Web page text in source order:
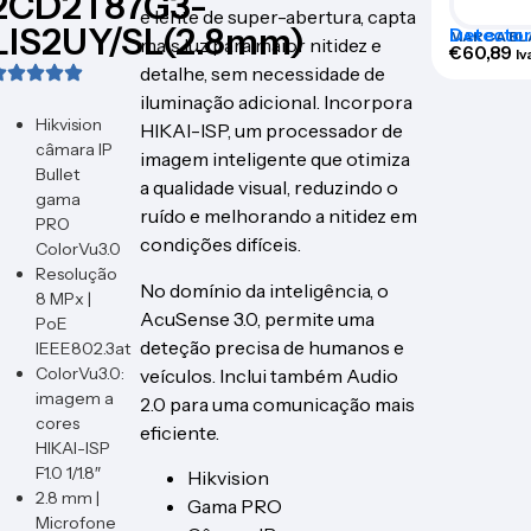
SL(2.8mm)
Hikvision
câmara IP
Bullet
gama
PRO
ColorVu3.0
Resolução
8 MPx |
PoE
IEEE802.3at
ColorVu3.0:
imagem a
cores
HIKAI-ISP
F1.0 1/1.8″
2.8 mm |
Microfone
e lente de super-abertura, capta
mais luz para maior nitidez e
detalhe, sem necessidade de
iluminação adicional. Incorpora
HIKAI-ISP, um processador de
imagem inteligente que otimiza
a qualidade visual, reduzindo o
ruído e melhorando a nitidez em
condições difíceis.
No domínio da inteligência, o
AcuSense 3.0, permite uma
deteção precisa de humanos e
veículos. Inclui também Audio
2.0 para uma comunicação mais
eficiente.
Hikvision
Gama PRO
MARCA
€60,89